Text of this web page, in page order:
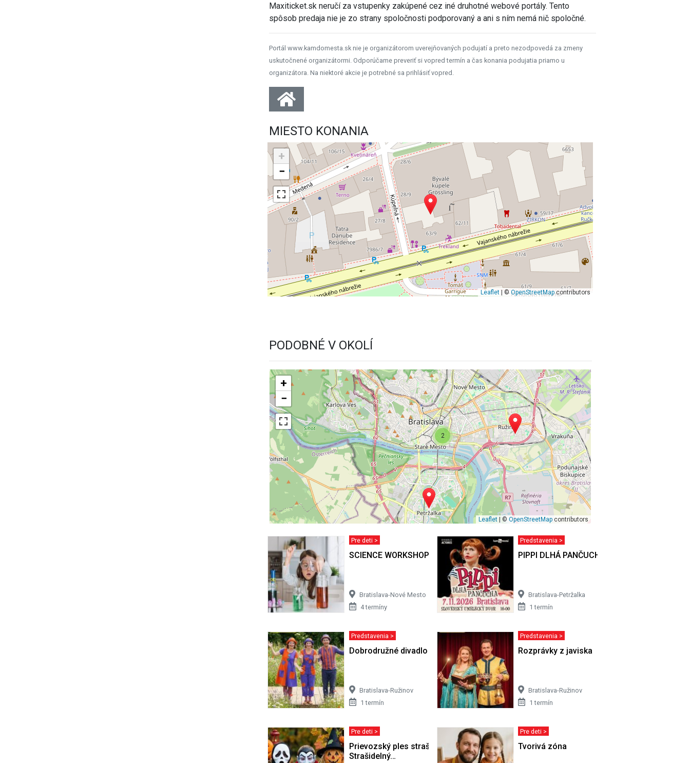
Maxiticket.sk neručí za vstupenky zakúpené cez iné druhotné webové portály. Tento
spôsob predaja nie je zo strany spoločnosti podporovaný a ani s ním nemá nič spoločné.
Portál www.kamdomesta.sk nie je organizátorom uverejňovaných podujatí a preto nezodpovedá za zmeny
uskutočnené organizátormi. Odporúčame preveriť si vopred termín a čas konania podujatia priamo u
organizátora. Na niektoré akcie je potrebné sa prihlásiť vopred.
MIESTO KONANIA
+
−
Leaflet| ©OpenStreetMapcontributors
PODOBNÉ V OKOLÍ
2
+
−
Leaflet | ©OpenStreetMap contributors
Pre deti >
SCIENCE WORKSHOP
Bratislava-Nové Mesto
4 termíny
Predstavenia >
PIPPI DLHÁ PANČUCHA - Bratislava
Bratislava-Petržalka
1 termín
Predstavenia >
Dobrodružné divadlo pre deti
Bratislava-Ružinov
1 termín
Predstavenia >
Rozprávky z javiska
Bratislava-Ružinov
1 termín
Pre deti >
Prievozský ples strašidielok -
Strašidelný…
Pre deti >
Tvorivá zóna